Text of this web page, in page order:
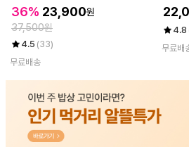
36% 23,900원
37,500원
4.5 (33)
무료배송
4.8
무료배